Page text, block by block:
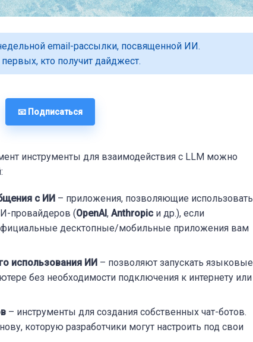
email-рассылки, посвященной ИИ.
кто получит дайджест.
📧 Подписаться
инструменты для взаимодействия с LLM можно
с ИИ – приложения, позволяющие использовать
провайдеров (OpenAI, Anthropic и др.), если
десктопные/мобильные приложения вам
использования ИИ – позволяют запускать языковые
без необходимости подключения к интернету или
– инструменты для создания собственных чат-ботов.
которую разработчики могут настроить под свои